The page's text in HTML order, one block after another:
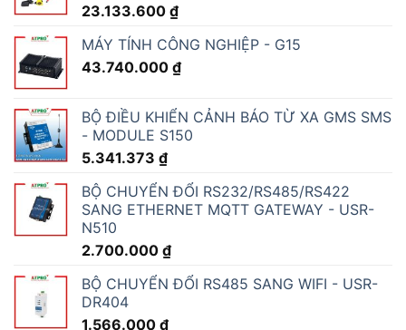
23.133.600 ₫
MÁY TÍNH CÔNG NGHIỆP - G15
43.740.000 ₫
BỘ ĐIỀU KHIỂN CẢNH BÁO TỪ XA GMS SMS
- MODULE S150
5.341.373 ₫
BỘ CHUYỂN ĐỔI RS232/RS485/RS422
SANG ETHERNET MQTT GATEWAY - USR-
N510
2.700.000 ₫
BỘ CHUYỂN ĐỔI RS485 SANG WIFI - USR-
DR404
1.566.000 ₫